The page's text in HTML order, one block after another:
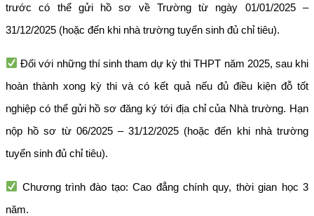
trước có thể gửi hồ sơ về Trường từ ngày 01/01/2025 –
31/12/2025 (hoặc đến khi nhà trường tuyển sinh đủ chỉ tiêu).
Đối với những thí sinh tham dự kỳ thi THPT năm 2025, sau khi
hoàn thành xong kỳ thi và có kết quả nếu đủ điều kiện đỗ tốt
nghiệp có thể gửi hồ sơ đăng ký tới địa chỉ của Nhà trường. Hạn
nộp hồ sơ từ 06/2025 – 31/12/2025 (hoặc đến khi nhà trường
tuyển sinh đủ chỉ tiêu).
Chương trình đào tạo: Cao đẳng chính quy, thời gian học 3
năm.